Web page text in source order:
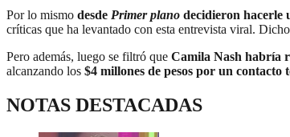
Por lo mismo desde Primer plano decidieron hacerle
críticas que ha levantado con esta entrevista viral.
Pero además, luego se filtró que Camila Nash habría
alcanzando los $4 millones de pesos por un contacto
NOTAS DESTACADAS